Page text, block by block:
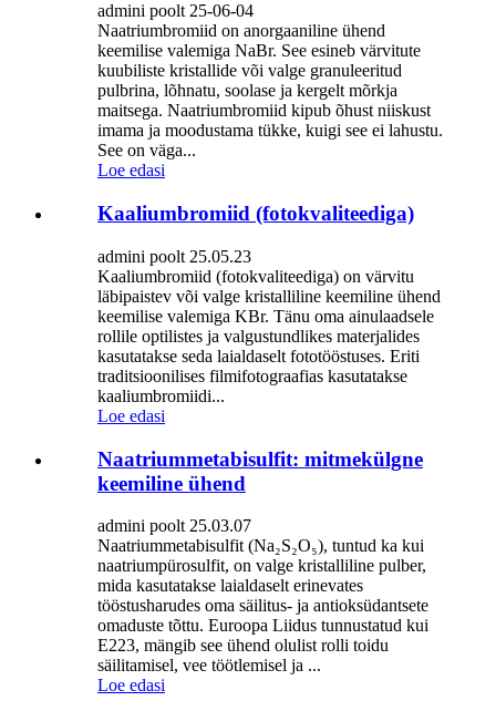
admini poolt 25-06-04
Naatriumbromiid on anorgaaniline ühend
keemilise valemiga NaBr. See esineb värvitute
kuubiliste kristallide või valge granuleeritud
pulbrina, lõhnatu, soolase ja kergelt mõrkja
maitsega. Naatriumbromiid kipub õhust niiskust
imama ja moodustama tükke, kuigi see ei lahustu.
See on väga...
Loe edasi
Kaaliumbromiid (fotokvaliteediga)
admini poolt 25.05.23
Kaaliumbromiid (fotokvaliteediga) on värvitu
läbipaistev või valge kristalliline keemiline ühend
keemilise valemiga KBr. Tänu oma ainulaadsele
rollile optilistes ja valgustundlikes materjalides
kasutatakse seda laialdaselt fototööstuses. Eriti
traditsioonilises filmifotograafias kasutatakse
kaaliumbromiidi...
Loe edasi
Naatriummetabisulfit: mitmekülgne
keemiline ühend
admini poolt 25.03.07
Naatriummetabisulfit (Na₂S₂O₅), tuntud ka kui
naatriumpürosulfit, on valge kristalliline pulber,
mida kasutatakse laialdaselt erinevates
tööstusharudes oma säilitus- ja antioksüdantsete
omaduste tõttu. Euroopa Liidus tunnustatud kui
E223, mängib see ühend olulist rolli toidu
säilitamisel, vee töötlemisel ja ...
Loe edasi